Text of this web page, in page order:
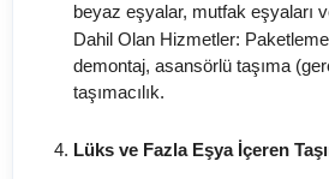
beyaz eşyalar, mutfak eşyaları
Dahil Olan Hizmetler:
demontaj, asansörlü taşıma
taşımacılık.
Lüks ve Fazla Eşya İçeren